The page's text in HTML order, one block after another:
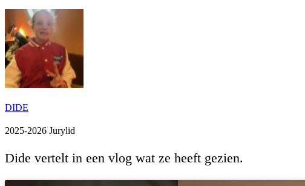
DIDE
2025-2026 Jurylid
Dide vertelt in een vlog wat ze heeft gezien.